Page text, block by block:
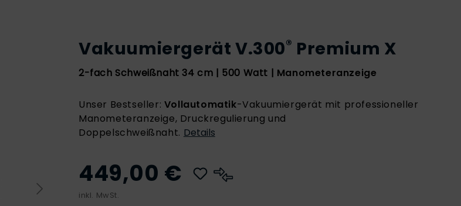
Vakuumiergerät V.300® Premium X
2-fach Schweißnaht 34 cm | 500 Watt | Manometeranzeige
Unser Bestseller: Vollautomatik-Vakuumiergerät mit professioneller
Manometeranzeige, Druckregulierung und
Doppelschweißnaht. Details
449,00 €
inkl. MwSt.